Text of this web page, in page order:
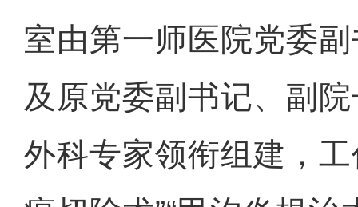
室由第一师医院党委
及原党委副书记、副
外科专家领衔组建，